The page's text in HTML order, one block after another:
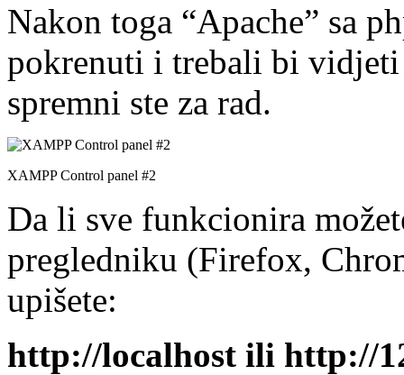
Nakon toga “Apache” sa
pokrenuti i trebali bi
spremni ste za rad.
XAMPP Control panel #2
Da li sve funkcionira
pregledniku (Firefox,
upišete:
http://localhost ili http://